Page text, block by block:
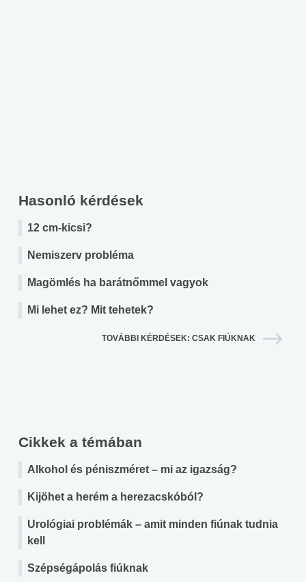
Hasonló kérdések
12 cm-kicsi?
Nemiszerv probléma
Magömlés ha barátnőmmel vagyok
Mi lehet ez? Mit tehetek?
TOVÁBBI KÉRDÉSEK: CSAK FIÚKNAK
Cikkek a témában
Alkohol és péniszméret – mi az igazság?
Kijöhet a herém a herezacskóból?
Urológiai problémák – amit minden fiúnak tudnia
kell
Szépségápolás fiúknak